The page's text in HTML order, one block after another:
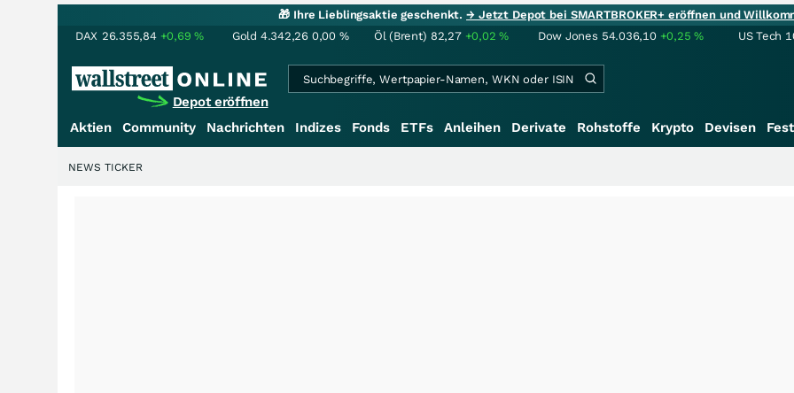
🎁 Ihre Lieblingsaktie geschenkt.→ Jetzt Depot bei SMARTBROKER+ eröffnen und
DAX 26.355,84 +0,69% Gold 4.342,26 0,00 % Öl (Brent) 82,27 +0,02% Dow Jones 54.036,10 +0,25% US Tech
Depot eröffnen
Aktien Community Nachrichten Indizes Fonds ETFs Anleihen Derivate Rohstoffe Krypto Devisen
NEWS TICKER